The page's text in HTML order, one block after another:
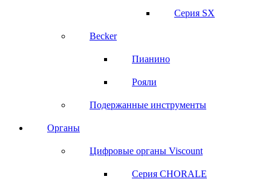
Серия SX
Becker
Пианино
Рояли
Подержанные инструменты
Органы
Цифровые органы Viscount
Серия CHORALE